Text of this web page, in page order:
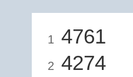
1 4761
2 4274